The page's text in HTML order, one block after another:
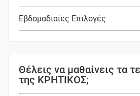
Εβδομαδιαίες Επιλογές
Θέλεις να μαθαίνεις τα
της ΚΡΗΤΙΚΟΣ;